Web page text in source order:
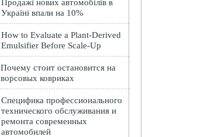
Продажі нових автомобілів в
Україні впали на 10%
How to Evaluate a Plant-Derived
Emulsifier Before Scale-Up
Почему стоит остановится на
ворсовых ковриках
Специфика профессионального
технического обслуживания и
ремонта современных
автомобилей